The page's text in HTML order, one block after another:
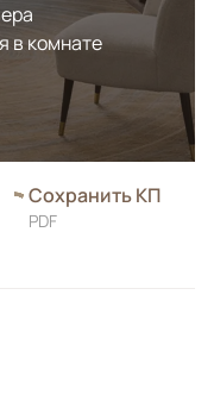
в комнате
Сохранить КП
PDF